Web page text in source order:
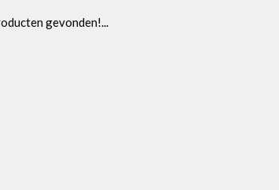
gevonden!...